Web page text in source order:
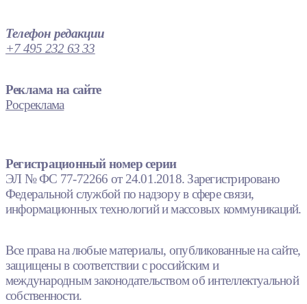
Телефон редакции
+7 495 232 63 33
Реклама на сайте
Росреклама
Регистрационный номер серии
ЭЛ № ФС 77-72266 от 24.01.2018. Зарегистрировано
Федеральной службой по надзору в сфере связи,
информационных технологий и массовых коммуникаций.
Все права на любые материалы, опубликованные на сайте,
защищены в соответствии с российским и
международным законодательством об интеллектуальной
собственности.